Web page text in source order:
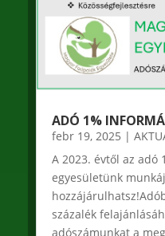
ADÓ 1%
febr 19, 2025 |
A 2023. évtől az adó
egyesületünk
százalék
adószámunkat a